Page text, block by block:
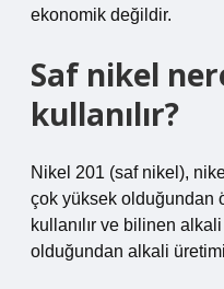
ekonomik değildir.
Saf nikel
kullanılır?
Nikel 201 (saf nikel),
çok yüksek olduğundan
kullanılır ve bilinen
olduğundan alkali